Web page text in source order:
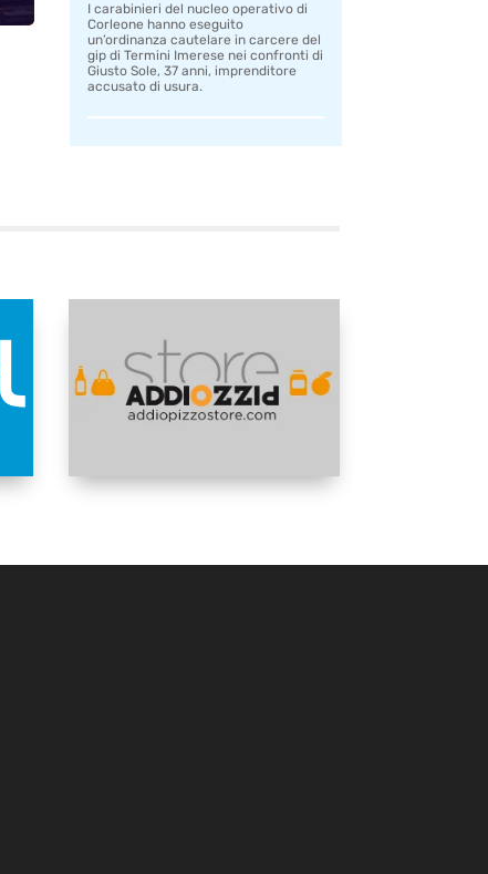
I carabinieri del nucleo operativo di
Corleone hanno eseguito
un’ordinanza cautelare in carcere del
gip di Termini Imerese nei confronti di
Giusto Sole, 37 anni, imprenditore
accusato di usura.